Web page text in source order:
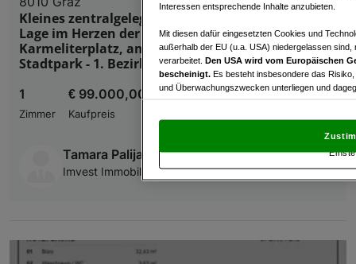
Kleines zentralgelegenes Gewerbeobjekt in bester
Lage im Herzen der Grazer Altstadt direkt am
Karmeliterplatz, am Schloßberg und am
Stadtpark - 1. Bezirk Innere Stadt
1
Zimmer
€ 99.000,00
Kaufpreis
Tamara Palijan
Imvest Immobilien Consulting GmbH & Co KG
Interessen entsprechende Inhalte anzubieten.
Mit diesen dafür eingesetzten Cookies und
außerhalb der EU (u.a. USA) niedergelassen
verarbeitet. Den USA wird vom Europäischen
bescheinigt. Es besteht insbesondere das
und Überwachungszwecken unterliegen und
und Widerspruch gegen die Verarbeitung auf der
„Cookie Einstellungen“, die sich auf jeder Seite